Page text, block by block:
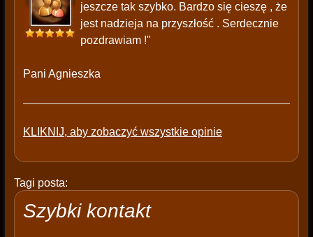
jeszcze tak szybko. Bardzo się cieszę , że
jest nadzieja na przyszłość . Serdecznie
pozdrawiam !"
Pani Agnieszka
KLIKNIJ, aby zobaczyć wszystkie opinie
Tagi posta:
Szybki kontakt